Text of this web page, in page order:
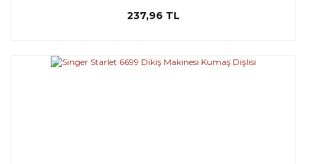
237,96 TL